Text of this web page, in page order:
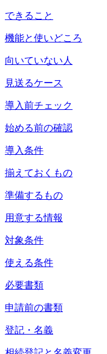
できること
機能と使いどころ
向いていない人
見送るケース
導入前チェック
始める前の確認
導入条件
揃えておくもの
準備するもの
用意する情報
対象条件
使える条件
必要書類
申請前の書類
登記・名義